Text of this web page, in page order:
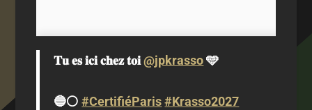
𝐓𝐮 𝐞𝐬 𝐢𝐜𝐢 𝐜𝐡𝐞𝐳 𝐭𝐨𝐢@jpkrasso🩵
🔵⚪️#CertifiéParis #Krasso2027